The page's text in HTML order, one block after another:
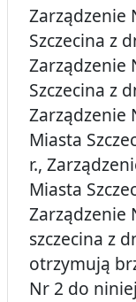
Zarządzenie
Szczecina z
Zarządzenie
Szczecina z
Zarządzenie
Miasta
r.,
Miasta
Zarządzenie
szczecina z
otrzymują
Nr 2 do